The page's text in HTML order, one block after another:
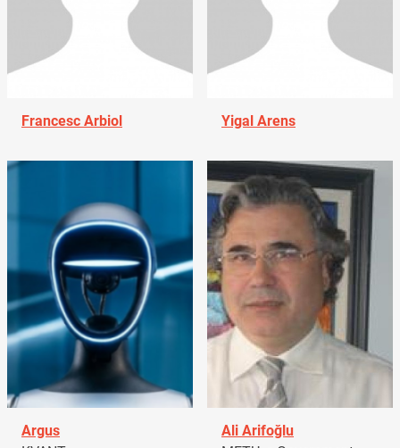
Francesc Arbiol Yigal Arens
Argus
Ali Arifoğlu